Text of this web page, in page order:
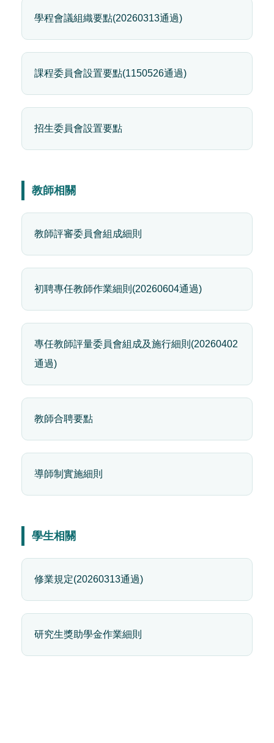
學程會議組織要點(20260313通過)
課程委員會設置要點(1150526通過)
招生委員會設置要點
教師相關
教師評審委員會組成細則
初聘專任教師作業細則(20260604通過)
專任教師評量委員會組成及施行細則(20260402
通過)
教師合聘要點
導師制實施細則
學生相關
修業規定(20260313通過)
研究生獎助學金作業細則